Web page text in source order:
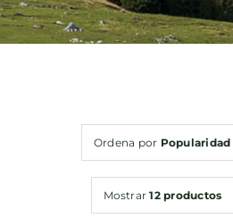
Bebidas
Ordena por Popularidad
Mostrar12 productos